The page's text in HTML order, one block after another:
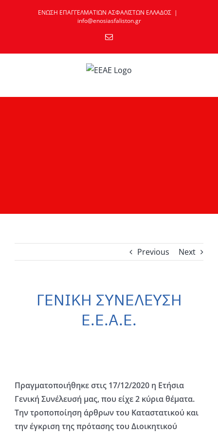
ΕΝΩΣΗ ΕΠΑΓΓΕΛΜΑΤΙΩΝ ΑΣΦΑΛΙΣΤΩΝ ΕΛΛΑΔΟΣ |
info@enosiasfaliston.gr
Email
Previous Next
ΓΕΝΙΚΗ ΣΥΝΕΛΕΥΣΗ
Ε.Ε.Α.Ε.
Πραγματοποιήθηκε στις 17/12/2020 η Ετήσια
Γενική Συνέλευσή μας, που είχε 2 κύρια θέματα.
Την τροποποίηση άρθρων του Καταστατικού και
την έγκριση της πρότασης του Διοικητικού